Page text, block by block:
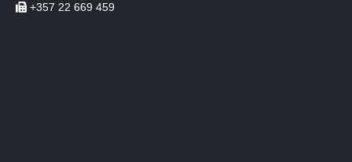
+357 22 669 459